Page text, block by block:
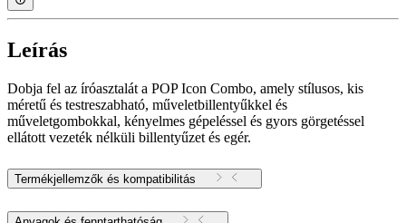
Leírás
Dobja fel az íróasztalát a POP Icon Combo, amely stílusos, kis
méretű és testreszabható, műveletbillentyűkkel és
műveletgombokkal, kényelmes gépeléssel és gyors görgetéssel
ellátott vezeték nélküli billentyűzet és egér.
Termékjellemzők és kompatibilitás